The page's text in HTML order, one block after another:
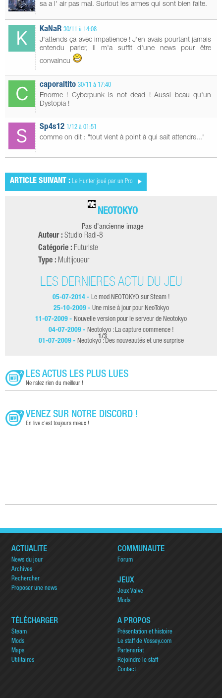
sa a l' air pas mal. Surtout les armes qui sont bien faite.
KaNaR 30/11 à 14:08
J'attends ça avec impatience ! J'en avais pourtant jamais
entendu parler, il m'a suffit d'une news pour être
convaincu
caporaltito 30/11 à 17:40
Enorme ! Cyberpunk is not dead ! Aussi beau qu'un
Dystopia !
Sp4s12 1/12 à 01:51
comme on dit : "tout vient à point à qui sait attendre..."
ARTICLE SUIVANT : Le Hunter joué par un Pro
NEOTOKYO
Pas d'ancienne image
Auteur : Studio Radi-8
Catégorie : Futuriste
Type : Multijoueur
LES DERNIÈRES ACTU DU JEU
05-07-2014 - Le mod NEOTOKYO sur Steam !
25-10-2009 - Une mise à jour pour NeoTokyo
11-07-2009 - Nouvelle version pour le serveur de Neotokyo
04-07-2009 - Neotokyo : La capture commence !
01-07-2009 - Neotokyo : Des nouveautés et une surprise
1 /3
LES ACTUS LES PLUS LUES
Ne ratez rien du meilleur !
VENEZ SUR NOTRE DISCORD !
En live c'est toujours mieux !
ACTUALITÉ
News du jour
Archives
Rechercher
Proposer une news
COMMUNAUTÉ
Forum
JEUX
Jeux Valve
Mods
TÉLÉCHARGER
Steam
Mods
Maps
Utilitaires
A PROPOS
Présentation et histoire
Le staff de Vossey.com
Partenariat
Rejoindre le staff
Contact